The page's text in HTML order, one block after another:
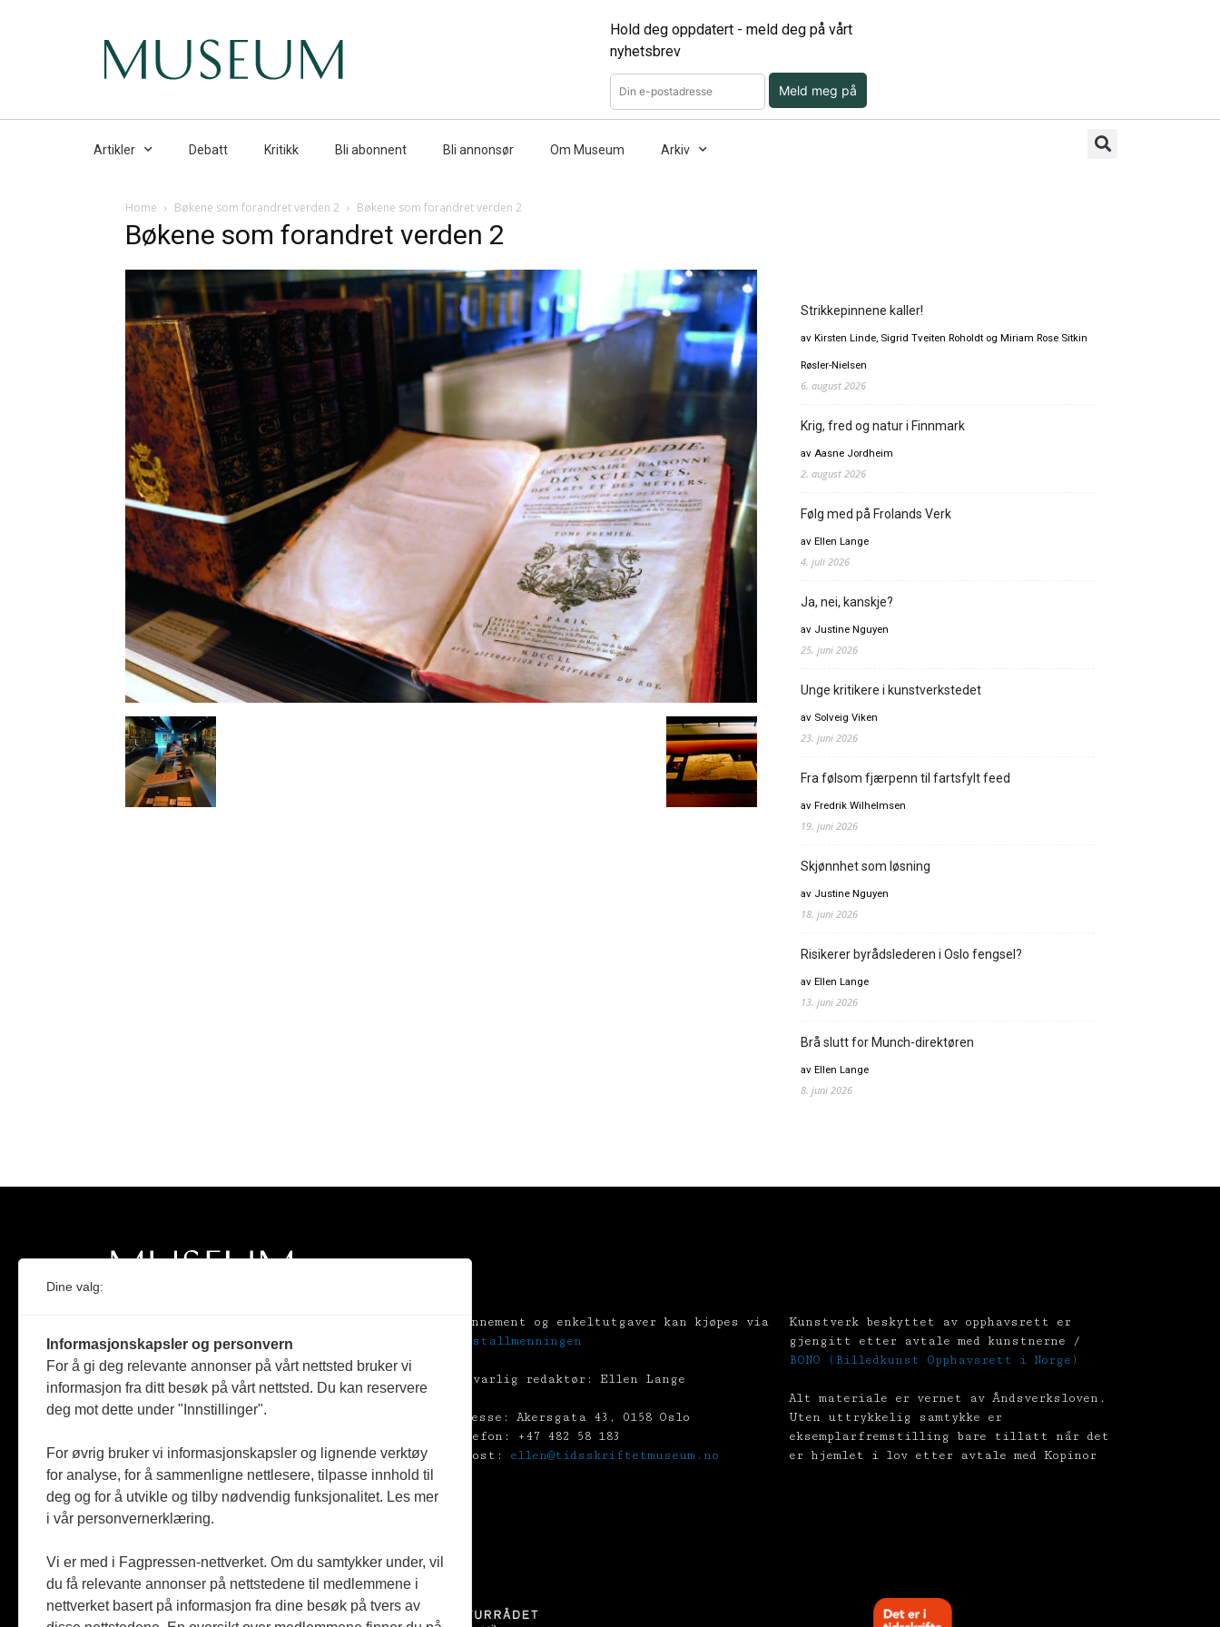
Hold deg oppdatert - meld deg på vårt
nyhetsbrev
Meld meg på
Artikler Debatt Kritikk Bli abonnent Bli annonsør Om Museum Arkiv
Home Bøkene som forandret verden 2 Bøkene som forandret verden 2
Bøkene som forandret verden 2
Strikkepinnene kaller!
av Kirsten Linde, Sigrid Tveiten Roholdt og Miriam Rose Sitkin
Røsler-Nielsen
6. august 2026
Krig, fred og natur i Finnmark
av Aasne Jordheim
2. august 2026
Følg med på Frolands Verk
av Ellen Lange
4. juli 2026
Ja, nei, kanskje?
av Justine Nguyen
25. juni 2026
Unge kritikere i kunstverkstedet
av Solveig Viken
23. juni 2026
Fra følsom fjærpenn til fartsfylt feed
av Fredrik Wilhelmsen
19. juni 2026
Skjønnhet som løsning
av Justine Nguyen
18. juni 2026
Risikerer byrådslederen i Oslo fengsel?
av Ellen Lange
13. juni 2026
Brå slutt for Munch-direktøren
av Ellen Lange
8. juni 2026
Medlem i Norsk tidsskriftforening og
Fagpressen
Støttet av Kulturrådet og Norges
Følger Redaktørplakaten og Vær Varsom-
plakaten
Abonnement og enkeltutgaver kan kjøpes via
Tekstallmenningen
Ansvarlig redaktør: Ellen Lange
Adresse: Akersgata 43, 0158 Oslo
Telefon: +47 482 58 183
E-post: ellen@tidsskriftetmuseum.no
Kunstverk beskyttet av opphavsrett er
gjengitt etter avtale med kunstnerne /
BONO (Billedkunst Opphavsrett i Norge)
Alt materiale er vernet av Åndsverksloven.
Uten uttrykkelig samtykke er
eksemplarfremstilling bare tillatt når det
er hjemlet i lov etter avtale med Kopinor
Dine valg:
Informasjonskapsler og personvern
For å gi deg relevante annonser på vårt nettsted bruker vi
informasjon fra ditt besøk på vårt nettsted. Du kan reservere
deg mot dette under "Innstillinger".
For øvrig bruker vi informasjonskapsler og lignende verktøy
for analyse, for å sammenligne nettlesere, tilpasse innhold til
deg og for å utvikle og tilby nødvendig funksjonalitet. Les mer
i vår personvernerklæring.
Vi er med i Fagpressen-nettverket. Om du samtykker under, vil
du få relevante annonser på nettstedene til medlemmene i
nettverket basert på informasjon fra dine besøk på tvers av